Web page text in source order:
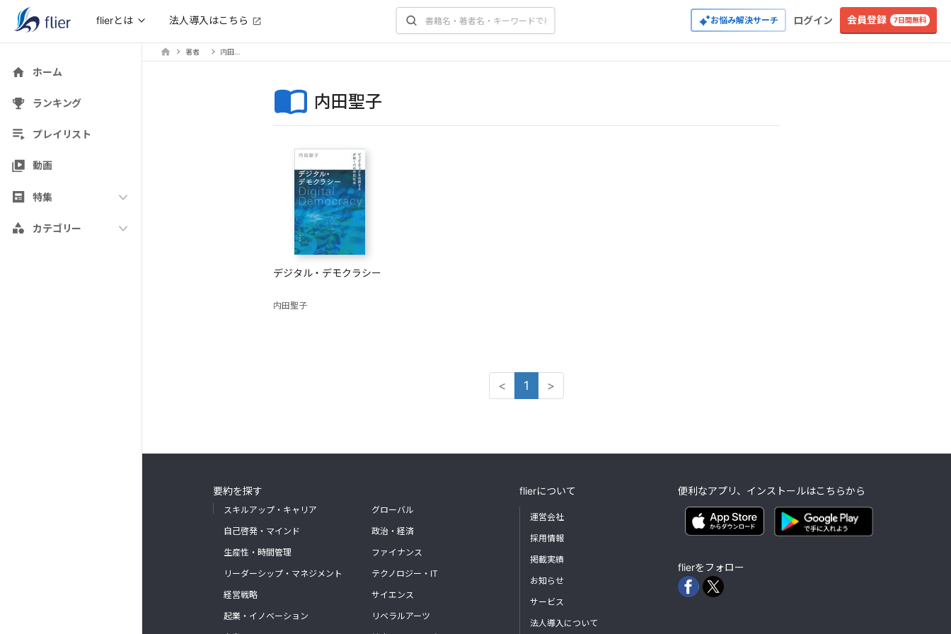
flierとは 法人導入はこちら お悩み解決サーチ ログイン 会員登録 7日間無料
ホーム
ランキング
プレイリスト
動画
特集
カテゴリー
著者 内田聖子
内田聖子
デジタル・デモクラシー
内田聖子
< 1 >
要約を探す
スキルアップ・キャリア
自己啓発・マインド
生産性・時間管理
リーダーシップ・マネジメント
経営戦略
起業・イノベーション
グローバル
政治・経済
ファイナンス
テクノロジー・IT
サイエンス
リベラルアーツ
flierについて
運営会社
採用情報
掲載実績
お知らせ
サービス
法人導入について
便利なアプリ、インストールはこちらから
flierをフォロー